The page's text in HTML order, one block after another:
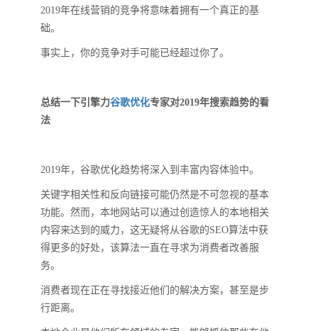
2019年在线营销的竞争将意味着拥有一个真正的基
础。
事实上，你的竞争对手可能已经超过你了。
总结一下引擎力谷歌优化专家对2019年搜索趋势的看
法
2019年，谷歌优化趋势将深入到丰富内容体验中。
关键字相关性和反向链接可能仍然是不可忽视的基本
功能。然而，本地网站可以通过创造惊人的本地相关
内容来达到的威力，这无疑将从谷歌的SEO算法中获
得更多的好处，该算法一直在寻求为消费者改善服
务。
消费者现在正在寻找接近他们的解决方案，甚至是步
行距离。